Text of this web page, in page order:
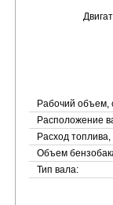
Рабочий объем,
Расположение
Расход топлива,
Объем
Тип вала: